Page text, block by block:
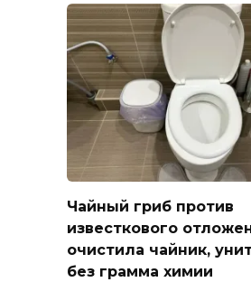
Чайный гриб против
известкового
очистила чайник,
без грамма химии